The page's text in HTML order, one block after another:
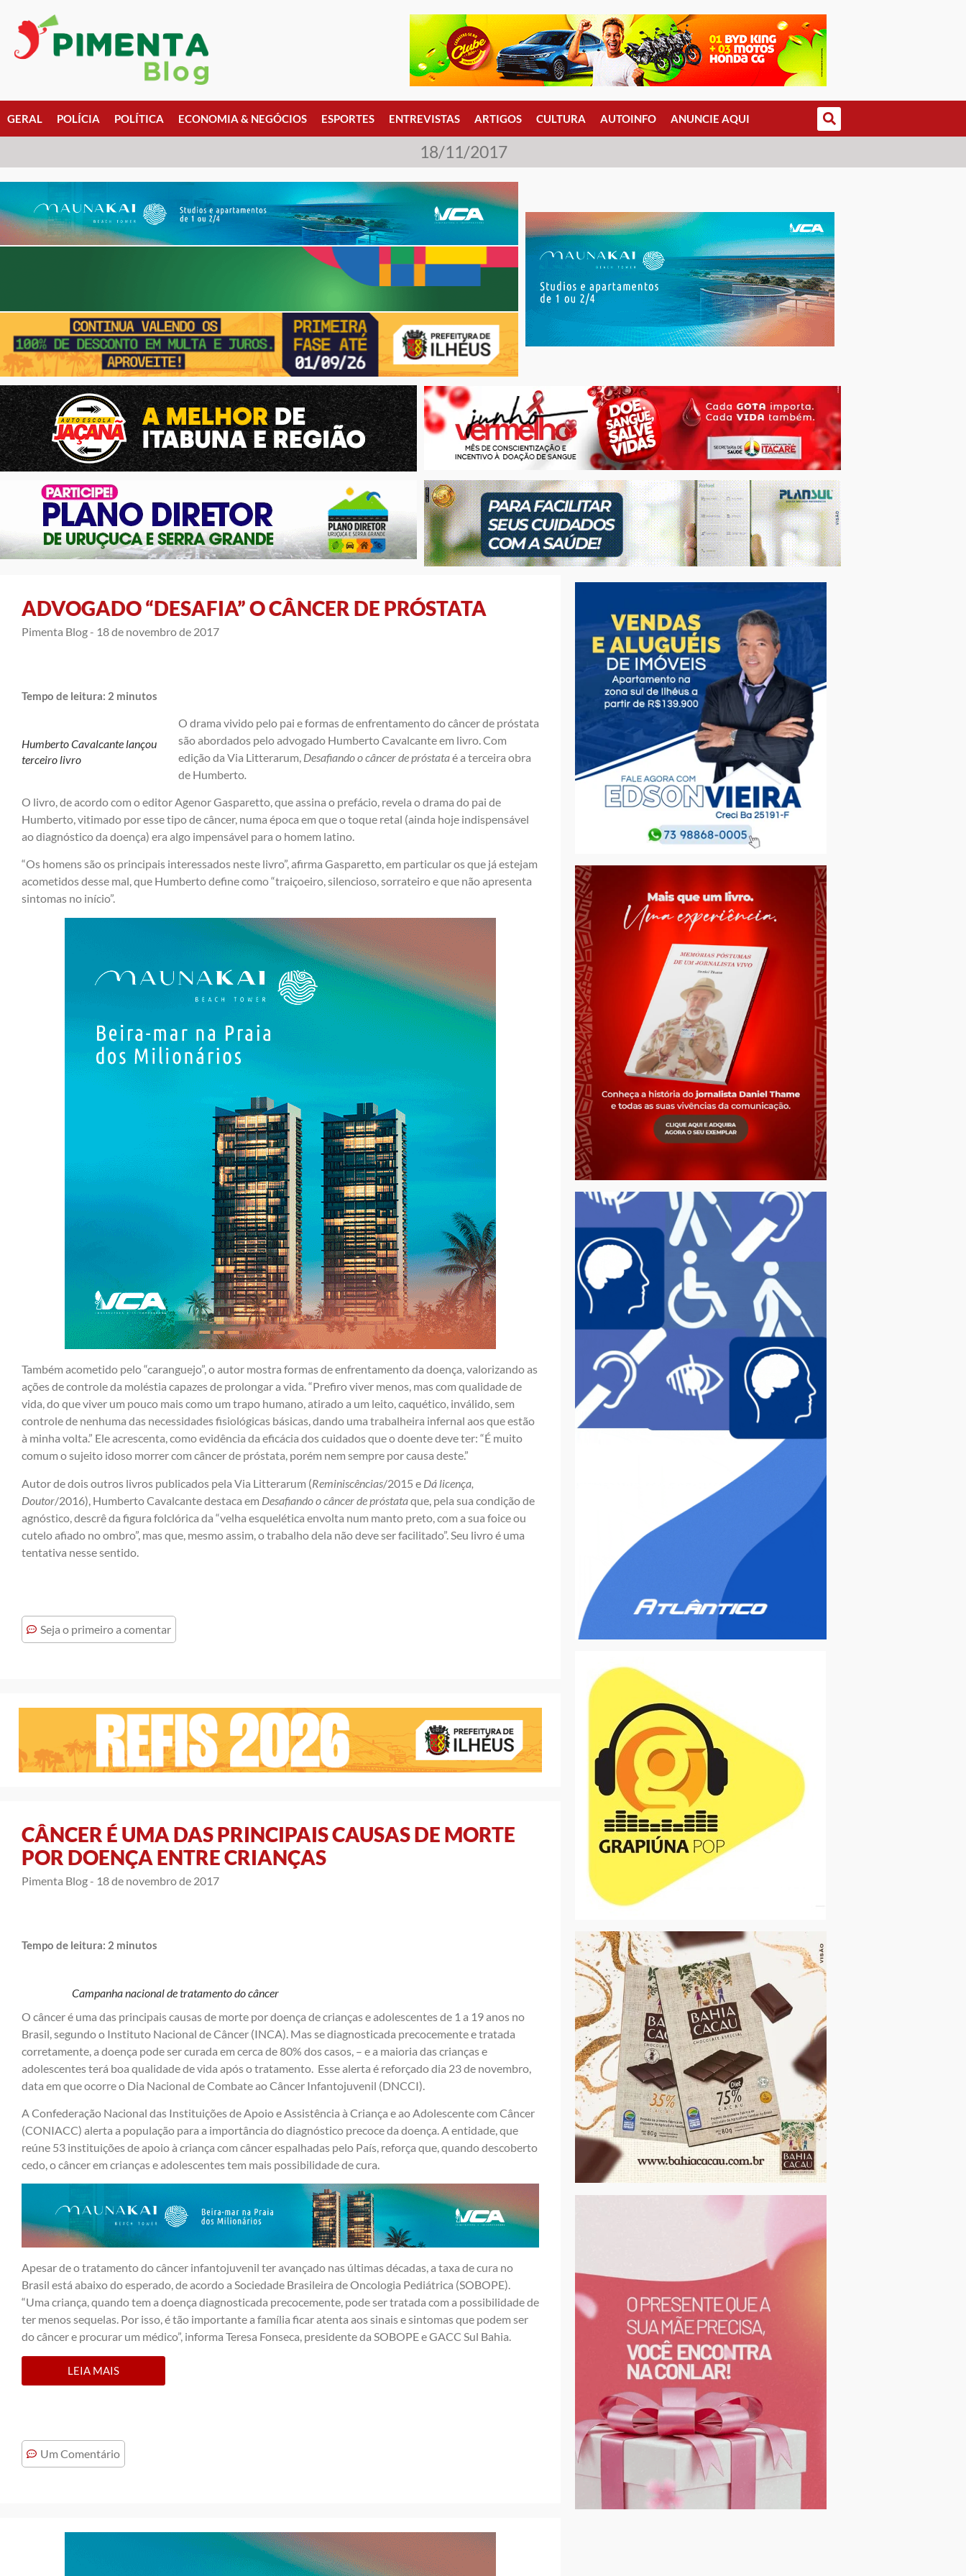
GERAL POLÍCIA POLÍTICA ECONOMIA & NEGÓCIOS ESPORTES ENTREVISTAS ARTIGOS CULTURA AUTOINFO ANUNCIE AQUI
18/11/2017
ADVOGADO “DESAFIA” O CÂNCER DE PRÓSTATA
Pimenta Blog - 18 de novembro de 2017
Tempo de leitura: 2 minutos
Humberto Cavalcante lançou
terceiro livro
O drama vivido pelo pai e formas de enfrentamento do câncer de próstata
são abordados pelo advogado Humberto Cavalcante em livro. Com
edição da Via Litterarum, Desafiando o câncer de próstataé a terceira obra
de Humberto
O livro, de acordo com o editor Agenor Gasparetto, que assina o prefácio, revela o drama do pai de
Humberto, vitimado por esse tipo de câncer, numa época em que o toque retal (ainda hoje indispensável
ao diagnóstico da doença) era algo impensável para o homem latino.
“Os homens são os principais interessados neste livro”, afirma Gasparetto, em particular os que já estejam
acometidos desse mal, que Humberto define como “traiçoeiro, silencioso, sorrateiro e que não apresenta
sintomas no início”.
Também acometido pelo “caranguejo”, o autor mostra formas de enfrentamento da doença, valorizando as
ações de controle da moléstia capazes de prolongar a vida. “Prefiro viver menos, mas com qualidade de
vida, do que viver um pouco mais como um trapo humano, atirado a um leito, caquético, inválido, sem
controle de nenhuma das necessidades fisiológicas básicas, dando uma trabalheira infernal aos que estão
à minha volta.” Ele acrescenta, como evidência da eficácia dos cuidados que o doente deve ter: “É muito
comum o sujeito idoso morrer com câncer de próstata, porém nem sempre por causa deste.”
Autor de dois outros livros publicados pela Via Litterarum (Reminiscências/2015 e Dá licença,
Doutor/2016), Humberto Cavalcante destaca em Desafiando o câncer de próstataque, pela sua condição de
agnóstico, descrê da figura folclórica da “velha esquelética envolta num manto preto, com a sua foice ou
cutelo afiado no ombro”, mas que, mesmo assim, o trabalho dela não deve ser facilitado”. Seu livro é uma
tentativa nesse sentido.
Seja o primeiro a comentar
CÂNCER É UMA DAS PRINCIPAIS CAUSAS DE MORTE
POR DOENÇA ENTRE CRIANÇAS
Pimenta Blog - 18 de novembro de 2017
Tempo de leitura: 2 minutos
Campanha nacional de tratamento do câncer
O câncer é uma das principais causas de morte por doença de crianças e adolescentes de 1 a 19 anos no
Brasil, segundo o Instituto Nacional de Câncer (INCA). Mas se diagnosticada precocemente e tratada
corretamente, a doença pode ser curada em cerca de 80% dos casos, – e a maioria das crianças e
adolescentes terá boa qualidade de vida após o tratamento. Esse alerta é reforçado dia 23 de novembro,
data em que ocorre o Dia Nacional de Combate ao Câncer Infantojuvenil (DNCCI).
AConfederação Nacional das Instituições de Apoio e Assistência à Criança e ao Adolescente com Câncer
(CONIACC) alerta a população para a importância do diagnóstico precoce da doença. A entidade, que
reúne 53 instituições de apoio à criança com câncer espalhadas pelo País, reforça que, quando descoberto
cedo, o câncer em crianças e adolescentes tem mais possibilidade de cura.
Apesar de o tratamento do câncer infantojuvenil ter avançado nas últimas décadas,a taxa de cura no
Brasil está abaixo do esperado, de acordo a Sociedade Brasileira de Oncologia Pediátrica (SOBOPE).
“Uma criança, quando tem a doença diagnosticada precocemente, pode ser tratada com a possibilidade de
ter menos sequelas. Por isso, é tão importante a família ficar atenta aos sinais e sintomas que podem ser
do câncer e procurar um médico”, informa Teresa Fonseca, presidente da SOBOPE e GACC Sul Bahia.
LEIA MAIS
Um Comentário